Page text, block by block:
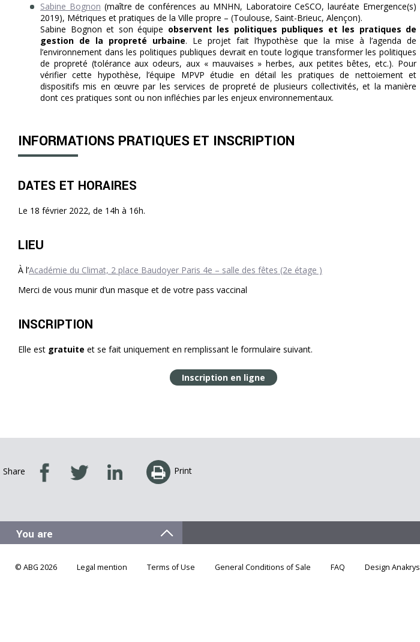
Sabine Bognon (maître de conférences au MNHN, Laboratoire CeSCO, lauréate Emergence(s)
2019), Métriques et pratiques de la Ville propre – (Toulouse, Saint-Brieuc, Alençon).
Sabine Bognon et son équipe observent les politiques publiques et les pratiques de
gestion de la propreté urbaine. Le projet fait l’hypothèse que la mise à l’agenda de
l’environnement dans les politiques publiques devrait en toute logique transformer les politiques
de propreté (tolérance aux odeurs, aux « mauvaises » herbes, aux petites bêtes, etc.). Pour
vérifier cette hypothèse, l’équipe MPVP étudie en détail les pratiques de nettoiement et
dispositifs mis en œuvre par les services de propreté de plusieurs collectivités, et la manière
dont ces pratiques sont ou non infléchies par les enjeux environnementaux.
INFORMATIONS PRATIQUES ET INSCRIPTION
DATES ET HORAIRES
Le 18 février 2022, de 14h à 16h.
LIEU
À l’Académie du Climat, 2 place Baudoyer Paris 4e – salle des fêtes (2e étage )
Merci de vous munir d’un masque et de votre pass vaccinal
INSCRIPTION
Elle est gratuite et se fait uniquement en remplissant le formulaire suivant.
Inscription en ligne
Share Print
© ABG 2026 Legal mention Terms of Use General Conditions of Sale FAQ Design Anakrys